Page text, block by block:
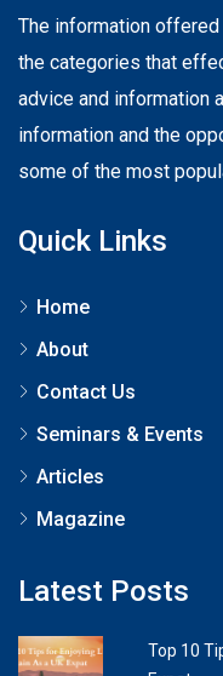
The information
the categories that
advice and information
information and the
some of the most
Quick Links
Home
About
Contact Us
Seminars & Events
Articles
Magazine
Latest Posts
Top 10